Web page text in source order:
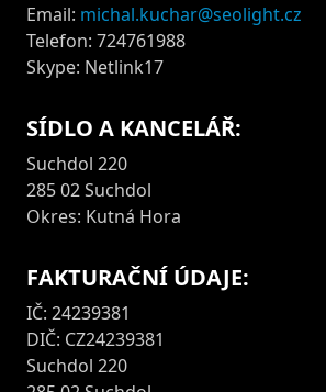
Email: michal.kuchar@seolight.cz
Telefon: 724761988
Skype: Netlink17
SÍDLO A KANCELÁŘ:
Suchdol 220
285 02 Suchdol
Okres: Kutná Hora
FAKTURAČNÍ ÚDAJE:
IČ: 24239381
DIČ: CZ24239381
Suchdol 220